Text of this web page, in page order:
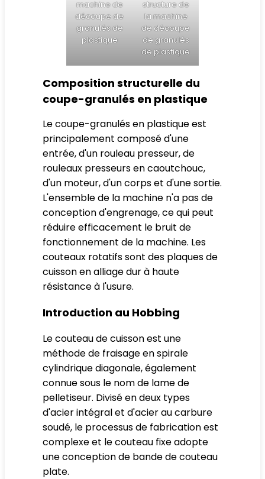
machine de
découpe de
granulés de
plastique
structure de
la machine
de découpe
de granulés
de plastique
Composition structurelle du
coupe-granulés en plastique
Le coupe-granulés en plastique est
principalement composé d'une
entrée, d'un rouleau presseur, de
rouleaux presseurs en caoutchouc,
d'un moteur, d'un corps et d'une sortie.
L'ensemble de la machine n'a pas de
conception d'engrenage, ce qui peut
réduire efficacement le bruit de
fonctionnement de la machine. Les
couteaux rotatifs sont des plaques de
cuisson en alliage dur à haute
résistance à l'usure.
Introduction au Hobbing
Le couteau de cuisson est une
méthode de fraisage en spirale
cylindrique diagonale, également
connue sous le nom de lame de
pelletiseur. Divisé en deux types
d'acier intégral et d'acier au carbure
soudé, le processus de fabrication est
complexe et le couteau fixe adopte
une conception de bande de couteau
plate.